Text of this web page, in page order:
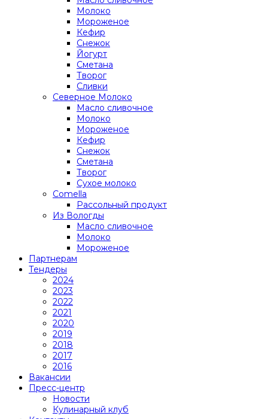
Молоко
Мороженое
Кефир
Снежок
Йогурт
Сметана
Творог
Сливки
Северное Молоко
Масло сливочное
Молоко
Мороженое
Кефир
Снежок
Сметана
Творог
Сухое молоко
Comеlla
Рассольный продукт
Из Вологды
Масло сливочное
Молоко
Мороженое
Партнерам
Тендеры
2024
2023
2022
2021
2020
2019
2018
2017
2016
Вакансии
Пресс-центр
Новости
Кулинарный клуб